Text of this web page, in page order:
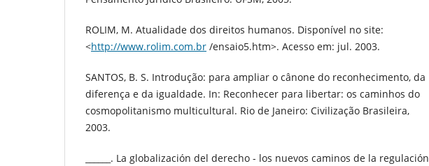
ROLIM, M. Atualidade dos direitos humanos. Disponível no site:
<http://www.rolim.com.br /ensaio5.htm>. Acesso em: jul. 2003.
SANTOS, B. S. Introdução: para ampliar o cânone do reconhecimento, da
diferença e da igualdade. In: Reconhecer para libertar: os caminhos do
cosmopolitanismo multicultural. Rio de Janeiro: Civilização Brasileira,
2003.
______. La globalización del derecho - los nuevos caminos de la regulación